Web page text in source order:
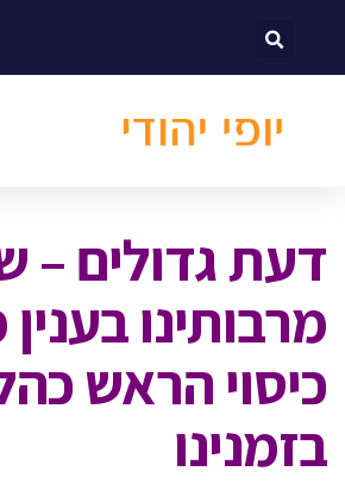
דעת גדולים –
מרבותינו
כיסוי הראש
בזמנינו